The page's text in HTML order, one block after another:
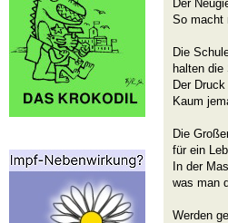
Der
So macht
Die
halten
Der
Kaum
Die
für ein
In der
was man
Werden